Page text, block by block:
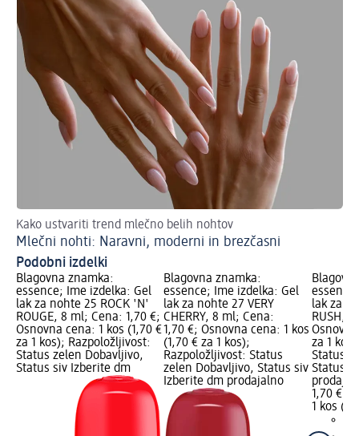
Kako ustvariti trend mlečno belih nohtov
Mlečni nohti: Naravni, moderni in brezčasni
Podobni izdelki
Blagovna znamka:
essence; Ime izdelka: Gel
lak za nohte 25 ROCK 'N'
ROUGE, 8 ml; Cena: 1,70 €;
Osnovna cena: 1 kos (1,70 €
za 1 kos); Razpoložljivost:
Status zelen Dobavljivo,
Status siv Izberite dm
Blagovna znamka:
essence; Ime izdelka: Gel
lak za nohte 27 VERY
CHERRY, 8 ml; Cena:
1,70 €; Osnovna cena: 1 kos
(1,70 € za 1 kos);
Razpoložljivost: Status
zelen Dobavljivo, Status siv
Izberite dm prodajalno
lak za
RUSH,
za 1
Status
Status
1,70 €
1 kos